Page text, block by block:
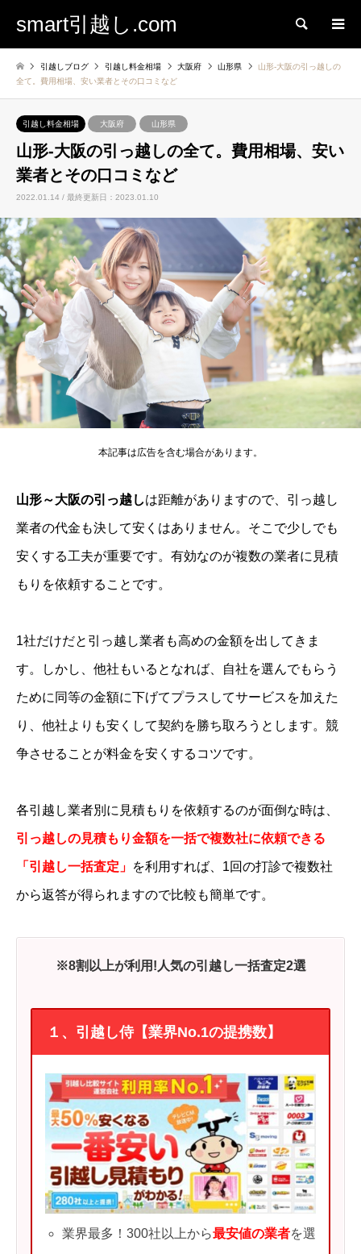
smart引越し.com 検索
引越しブログ 引越し料金相場 大阪府 山形県
山形-大阪の引っ越しの
全て。費用相場、安い業者とその口コミなど
引越し料金相場 大阪府 山形県
山形-大阪の引っ越しの全て。費用相場、安い
業者とその口コミなど
2022.01.14 / 最終更新日：2023.01.10
本記事は広告を含む場合があります。
山形～大阪の引っ越しは距離がありますので、引っ越し
業者の代金も決して安くはありません。そこで少しでも
安くする工夫が重要です。有効なのが複数の業者に見積
もりを依頼することです。
1社だけだと引っ越し業者も高めの金額を出してきま
す。しかし、他社もいるとなれば、自社を選んでもらう
ために同等の金額に下げてプラスしてサービスを加えた
り、他社よりも安くして契約を勝ち取ろうとします。競
争させることが料金を安くするコツです。
各引越し業者別に見積もりを依頼するのが面倒な時は、
引っ越しの見積もり金額を一括で複数社に依頼できる
「引越し一括査定」 を利用すれば、1回の打診で複数社
から返答が得られますので比較も簡単です。
※8割以上が利用!人気の引越し一括査定2選
１、引越し侍【業界No.1の提携数】
業界最多！300社以上から最安値の業者を選